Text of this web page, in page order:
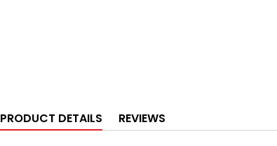
PRODUCT DETAILS REVIEWS